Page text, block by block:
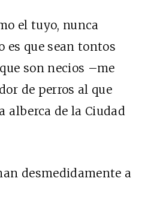
el tuyo, nunca
es que sean tontos
son necios –me
de perros al que
alberca de la Ciudad
desmedidamente a